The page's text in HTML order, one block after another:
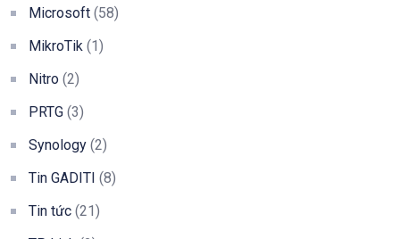
Microsoft (58)
MikroTik (1)
Nitro (2)
PRTG (3)
Synology (2)
Tin GADITI (8)
Tin tức (21)